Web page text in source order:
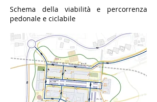
Schema della viabilità e percorrenza
pedonale e ciclabile